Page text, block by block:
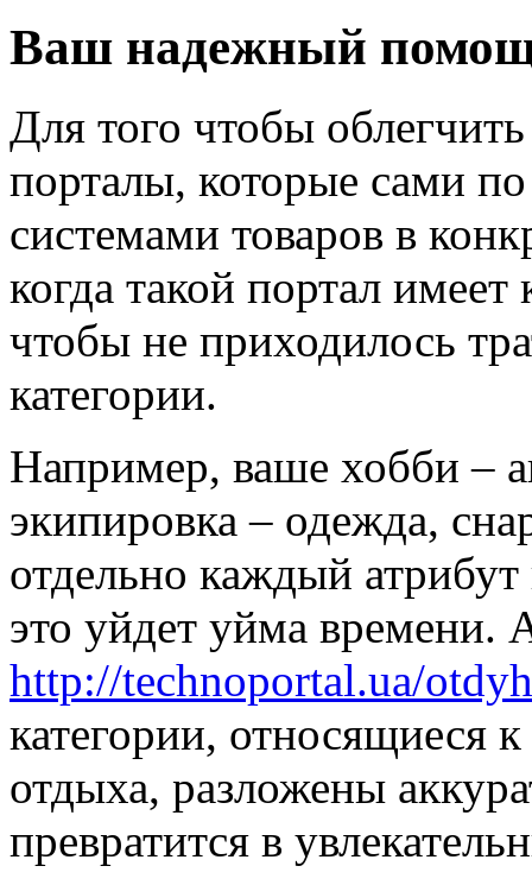
Ваш надежный
Для того чтобы
порталы, которые сами
системами товаров в
когда такой портал
чтобы не приходилось
категории.
Например, ваше хобби –
экипировка – одежда,
отдельно каждый
это уйдет уйма времени.
http://technoportal.ua/
категории, относящиеся
отдыха, разложены
превратится в